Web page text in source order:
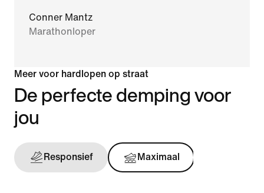
Conner Mantz
Marathonloper
Meer voor hardlopen op straat
De perfecte demping voor
jou
Responsief Maximaal